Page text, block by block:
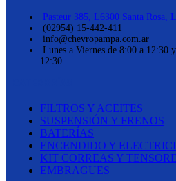
Pasteur 385, L6300 Santa Rosa,
(02954) 15-442-411
info@chevropampa.com.ar
Lunes a Viernes de 8:00 a 12:30
12:30
FILTROS Y ACEITES
SUSPENSIÓN Y FRENOS
BATERÍAS
ENCENDIDO Y
KIT CORREAS Y
EMBRAGUES